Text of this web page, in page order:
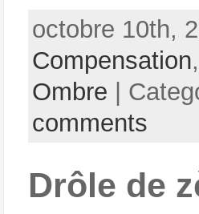
octobre 10th,
Compensation
Ombre |
comments
Drôle de